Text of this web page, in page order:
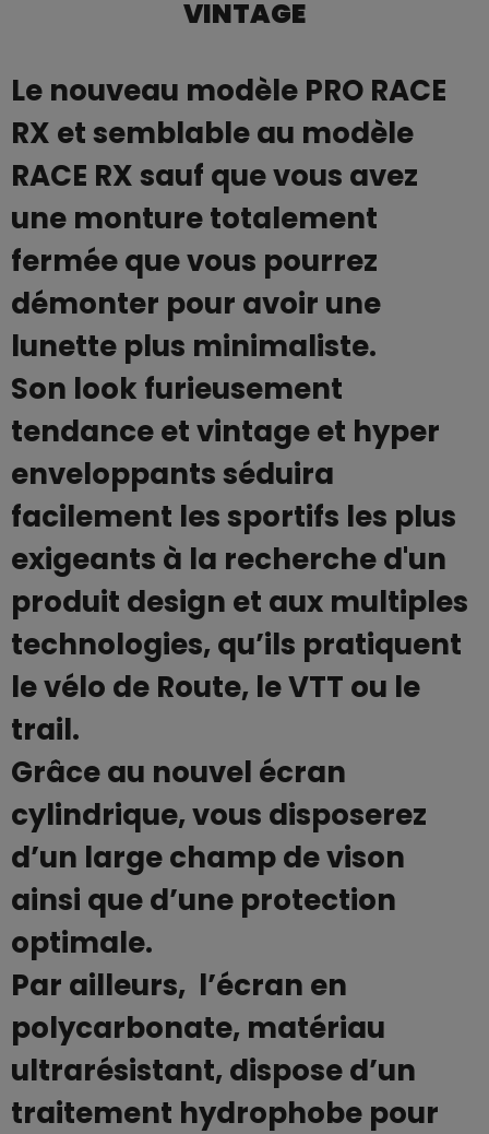
VINTAGE
Le nouveau modèle PRO RACE
RX et semblable au modèle
RACE RX sauf que vous avez
une monture totalement
fermée que vous pourrez
démonter pour avoir une
lunette plus minimaliste.
Son look furieusement
tendance et vintage et hyper
enveloppants séduira
facilement les sportifs les plus
exigeants à la recherche d'un
produit design et aux multiples
technologies, qu’ils pratiquent
le vélo de Route, le VTT ou le
trail.
Grâce au nouvel écran
cylindrique, vous disposerez
d’un large champ de vison
ainsi que d’une protection
optimale.
Par ailleurs, l’écran en
polycarbonate, matériau
ultrarésistant, dispose d’un
traitement hydrophobe pour